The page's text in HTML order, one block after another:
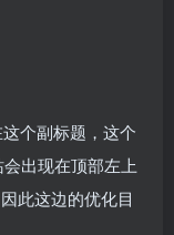
个副标题，这个
出现在顶部左上
此这边的优化目